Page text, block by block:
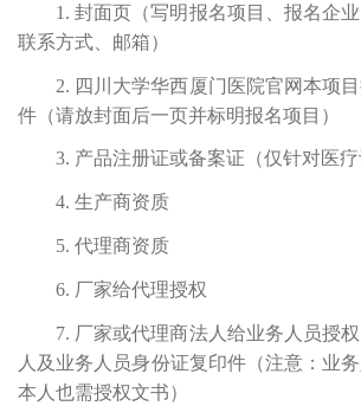
1.封面页（写明报名项目、报名企业
联系方式、邮箱）
2. 四川大学华西厦门医院官网本项
件（请放封面后一页并标明报名项目）
3. 产品注册证或备案证（仅针对医疗
4. 生产商资质
5. 代理商资质
6. 厂家给代理授权
7. 厂家或代理商法人给业务人员授
人及业务人员身份证复印件（注意：业
本人也需授权文书）